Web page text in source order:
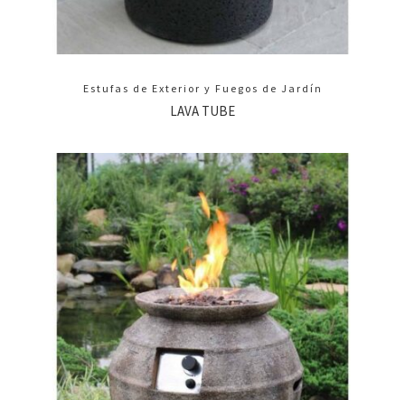
Estufas de Exterior y Fuegos de Jardín
LAVA TUBE